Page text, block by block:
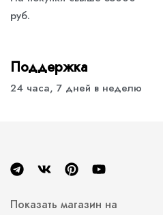
руб.
Поддержка
24 часа, 7 дней в неделю
Показать магазин на